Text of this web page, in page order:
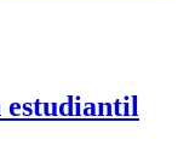
estudiantil